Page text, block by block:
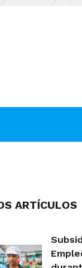
ARTÍCULOS